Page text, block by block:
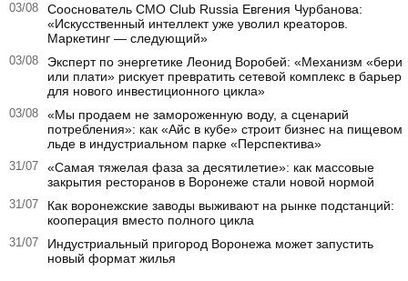
03/08
Сооснователь CMO Club Russia Евгения Чурбанова:
«Искусственный интеллект уже уволил креаторов.
Маркетинг — следующий»
03/08
Эксперт по энергетике Леонид Воробей: «Механизм «бери
или плати» рискует превратить сетевой комплекс в барьер
для нового инвестиционного цикла»
03/08
«Мы продаем не замороженную воду, а сценарий
потребления»: как «Айс в кубе» строит бизнес на пищевом
льде в индустриальном парке «Перспектива»
31/07
«Самая тяжелая фаза за десятилетие»: как массовые
закрытия ресторанов в Воронеже стали новой нормой
31/07
Как воронежские заводы выживают на рынке подстанций:
кооперация вместо полного цикла
31/07
Индустриальный пригород Воронежа может запустить
новый формат жилья